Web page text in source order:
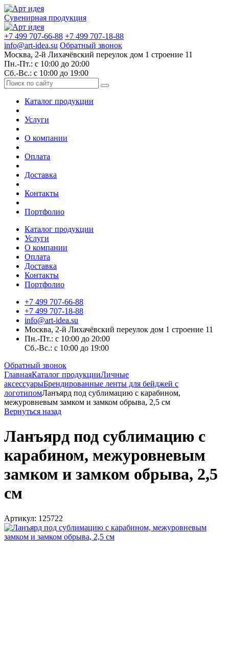
Сувенирная продукция
+7 499 707-66-88 +7 499 707-18-88
info@art-idea.su Обратный звонок
Москва, 2-й Лихачёвский переулок дом 1 строение 11
Пн.-Пт.: с 10:00 до 20:00
Сб.-Вс.: с 10:00 до 19:00
Каталог продукции
Услуги
О компании
Оплата
Доставка
Контакты
Портфолио
Каталог продукции
Услуги
О компании
Оплата
Доставка
Контакты
Портфолио
+7 499 707-66-88
+7 499 707-18-88
info@art-idea.su
Москва, 2-й Лихачёвский переулок дом 1 строение 11
Пн.-Пт.: с 10:00 до 20:00
Сб.-Вс.: с 10:00 до 19:00
Обратный звонок
ГлавнаяКаталог продукцииЛичные
аксессуарыБрендированные ленты для бейджей с
логотипомЛанъярд под сублимацию с карабином,
межуровневым замком и замком обрыва, 2,5 см
Вернуться назад
Ланъярд под сублимацию с
карабином, межуровневым
замком и замком обрыва, 2,5
см
Артикул: 125722